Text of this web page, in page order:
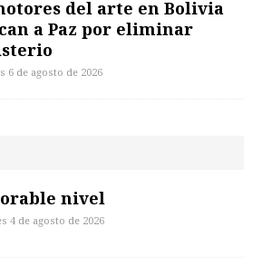
del arte en Bolivia
a Paz por eliminar
6 de agosto de 2026
nivel
4 de agosto de 2026